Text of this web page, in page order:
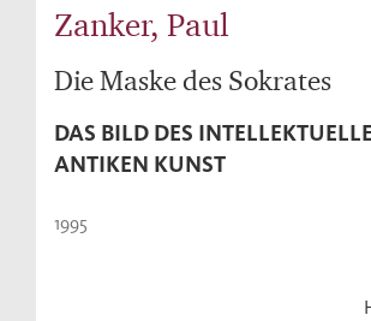
Zanker, Paul
Die Maske des Sokrates
DAS BILD DES
ANTIKEN KUNST
1995